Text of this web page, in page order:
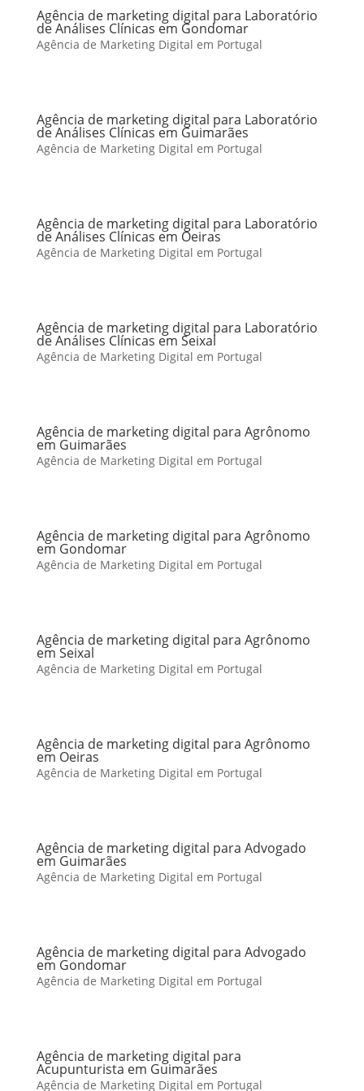
Agência de marketing digital para Laboratório
de Análises Clínicas em Gondomar
Agência de Marketing Digital em Portugal
Agência de marketing digital para Laboratório
de Análises Clínicas em Guimarães
Agência de Marketing Digital em Portugal
Agência de marketing digital para Laboratório
de Análises Clínicas em Oeiras
Agência de Marketing Digital em Portugal
Agência de marketing digital para Laboratório
de Análises Clínicas em Seixal
Agência de Marketing Digital em Portugal
Agência de marketing digital para Agrônomo
em Guimarães
Agência de Marketing Digital em Portugal
Agência de marketing digital para Agrônomo
em Gondomar
Agência de Marketing Digital em Portugal
Agência de marketing digital para Agrônomo
em Seixal
Agência de Marketing Digital em Portugal
Agência de marketing digital para Agrônomo
em Oeiras
Agência de Marketing Digital em Portugal
Agência de marketing digital para Advogado
em Guimarães
Agência de Marketing Digital em Portugal
Agência de marketing digital para Advogado
em Gondomar
Agência de Marketing Digital em Portugal
Agência de marketing digital para
Acupunturista em Guimarães
Agência de Marketing Digital em Portugal